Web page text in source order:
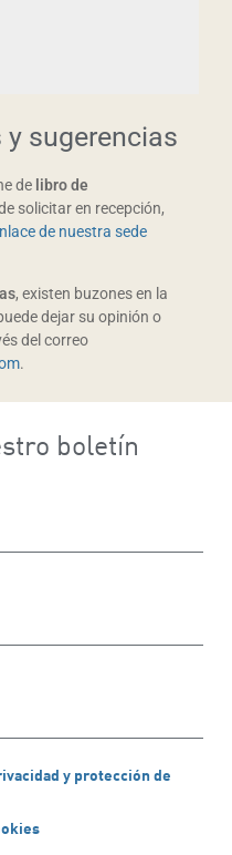
sugerencias
de libro de
solicitar en recepción,
de nuestra sede
, existen buzones en la
dejar su opinión o
del correo
.
boletín
y protección de